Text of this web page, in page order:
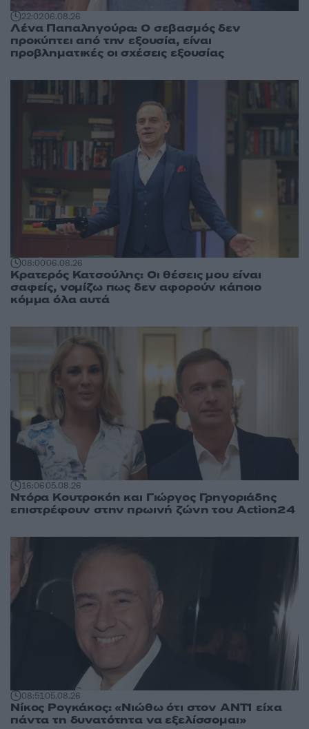
22:0206.08.26
Λένα Παπαληγούρα: Ο σεβασμός δεν
προκύπτει από την εξουσία, είναι
προβληματικές οι σχέσεις εξουσίας
08:0006.08.26
Κρατερός Κατσούλης: Οι θέσεις μου είναι
σαφείς, νομίζω πως δεν αφορούν κάποιο
κόμμα όλα αυτά
16:0605.08.26
Ντόρα Κουτροκόη και Γιώργος Γρηγοριάδης
επιστρέφουν στην πρωινή ζώνη του Action24
08:5105.08.26
Νίκος Ρογκάκος: «Νιώθω ότι στον ΑΝΤ1 είχα
πάντα τη δυνατότητα να εξελίσσομαι»